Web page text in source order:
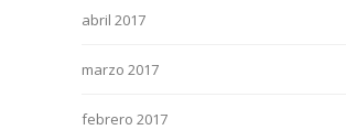
abril 2017
marzo 2017
febrero 2017